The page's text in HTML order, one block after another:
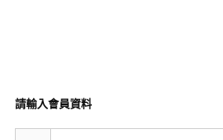
請輸入會員資料